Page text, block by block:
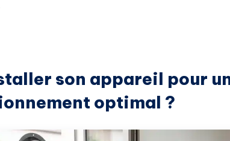
son appareil pour
optimal ?